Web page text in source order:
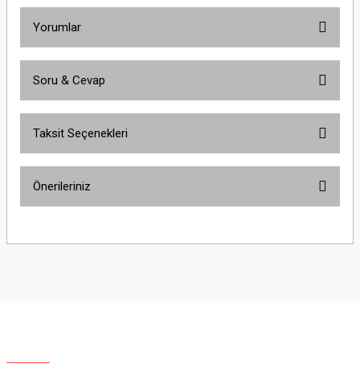
Yorumlar
Soru & Cevap
Taksit Seçenekleri
Önerileriniz
yetersiz gördüğünüz noktaları öneri formunu kullanarak tarafımıza